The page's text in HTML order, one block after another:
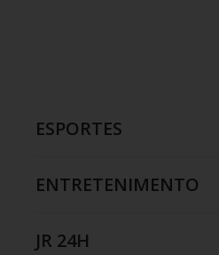
ESPORTES
ENTRETENIMENTO
JR 24H